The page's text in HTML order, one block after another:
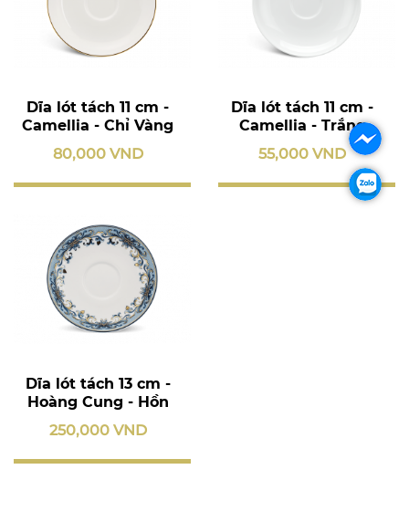
Dĩa lót tách 11 cm -
Camellia - Chỉ Vàng
80,000 VND
Dĩa lót tách 11 cm -
Camellia - Trắng
55,000 VND
Dĩa lót tách 13 cm -
Hoàng Cung - Hồn
250,000 VND